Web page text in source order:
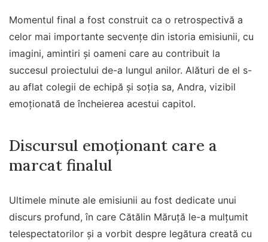
Momentul final a fost construit ca o retrospectivă a
celor mai importante secvențe din istoria emisiunii, cu
imagini, amintiri și oameni care au contribuit la
succesul proiectului de-a lungul anilor. Alături de el s-
au aflat colegii de echipă și soția sa, Andra, vizibil
emoționată de încheierea acestui capitol.
Discursul emoționant care a
marcat finalul
Ultimele minute ale emisiunii au fost dedicate unui
discurs profund, în care Cătălin Măruță le-a mulțumit
telespectatorilor și a vorbit despre legătura creată cu